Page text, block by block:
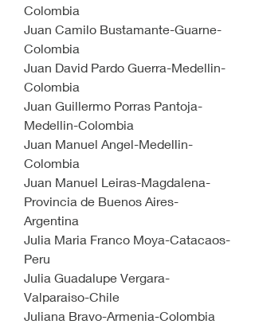
Colombia
Juan Camilo Bustamante-Guarne-
Colombia
Juan David Pardo Guerra-Medellin-
Colombia
Juan Guillermo Porras Pantoja-
Medellin-Colombia
Juan Manuel Angel-Medellin-
Colombia
Juan Manuel Leiras-Magdalena-
Provincia de Buenos Aires-
Argentina
Julia Maria Franco Moya-Catacaos-
Peru
Julia Guadalupe Vergara-
Valparaiso-Chile
Juliana Bravo-Armenia-Colombia